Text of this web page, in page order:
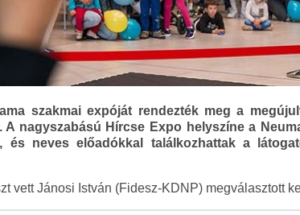
szakmai expóját rendezték meg a
A nagyszabású Hírcse Expo helyszíne a
és neves előadókkal találkozhattak a
vett Jánosi István (Fidesz-KDNP) megválasztott